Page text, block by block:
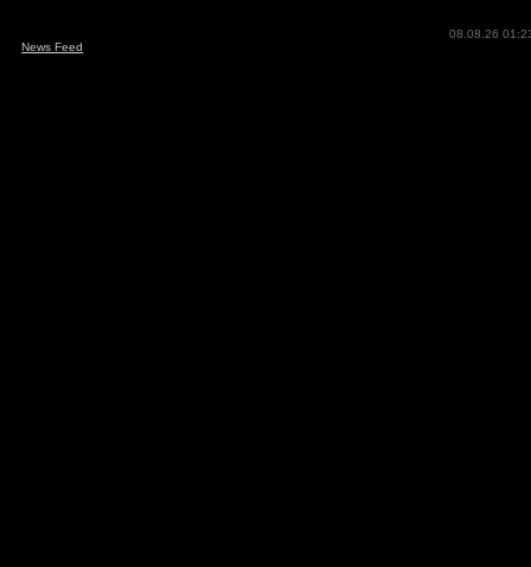
08.08.26
News Feed